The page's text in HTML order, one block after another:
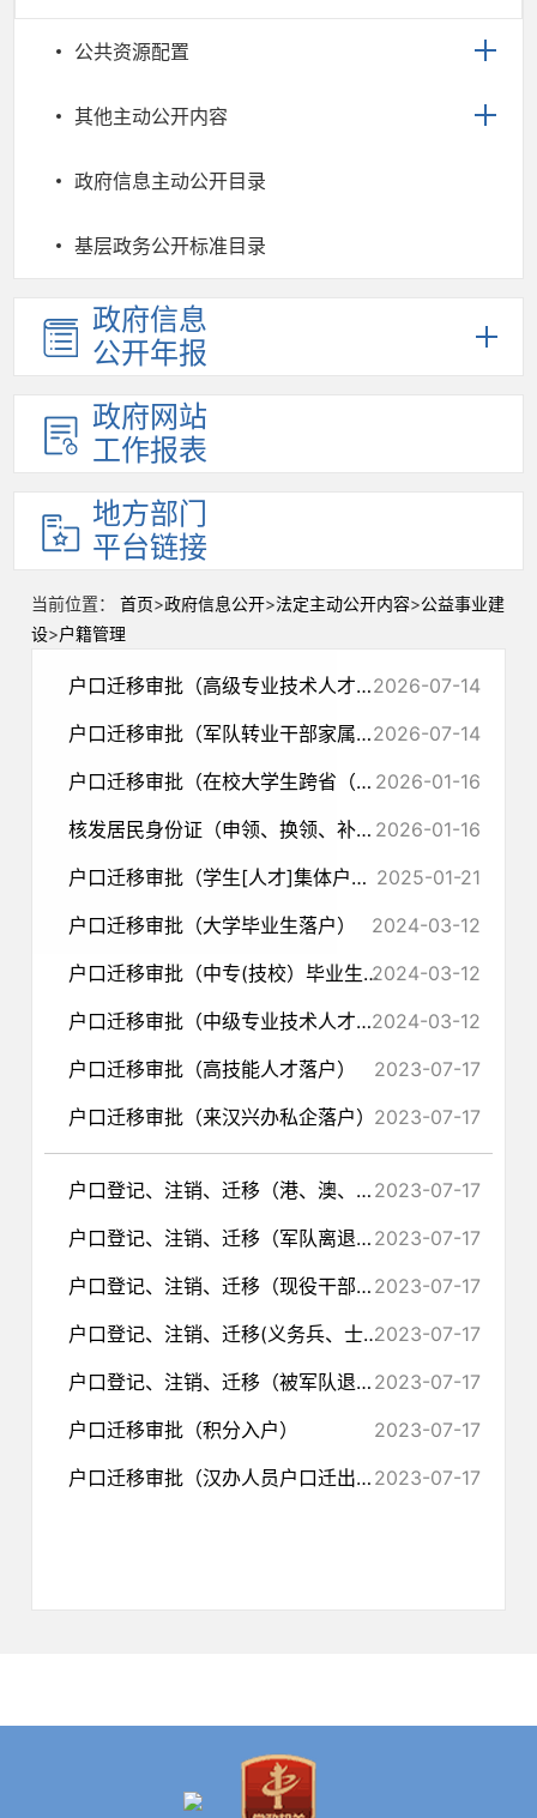
公共资源配置
其他主动公开内容
政府信息主动公开目录
基层政务公开标准目录
政府信息
公开年报
政府网站
工作报表
地方部门
平台链接
当前位置： 首页>政府信息公开>法定主动公开内容>公益事业建
设>户籍管理
户口迁移审批（高级专业技术人才落户）2026-07-14
户口迁移审批（军队转业干部家属随迁）2026-07-14
户口迁移审批（在校大学生跨省（市）转学落户） 2026-01-16
核发居民身份证（申领、换领、补领居民身份证（军人）） 2026-01-16
户口迁移审批（学生[人才]集体户滞留人员落户） 2025-01-21
户口迁移审批（大学毕业生落户）
2024-03-12
户口迁移审批（中专(技校）毕业生落户）2024-03-12
户口迁移审批（中级专业技术人才落户）2024-03-12
户口迁移审批（高技能人才落户）
2023-07-17
户口迁移审批（来汉兴办私企落户） 2023-07-17
户口登记、注销、迁移（港、澳、台回内地（大陆）定居恢复户口） 2023-07-17
户口登记、注销、迁移（军队离退休干部（士官）恢复户口） 2023-07-17
户口登记、注销、迁移（现役干部转改文职人员恢复户口） 2023-07-17
户口登记、注销、迁移(义务兵、士官退出现役恢复户口)2023-07-17
户口登记、注销、迁移（被军队退回、除名、开除军籍恢复户口） 2023-07-17
户口迁移审批（积分入户）
2023-07-17
户口迁移审批（汉办人员户口迁出落户） 2023-07-17